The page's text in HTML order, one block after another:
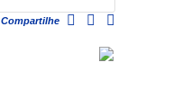
Compartilhe